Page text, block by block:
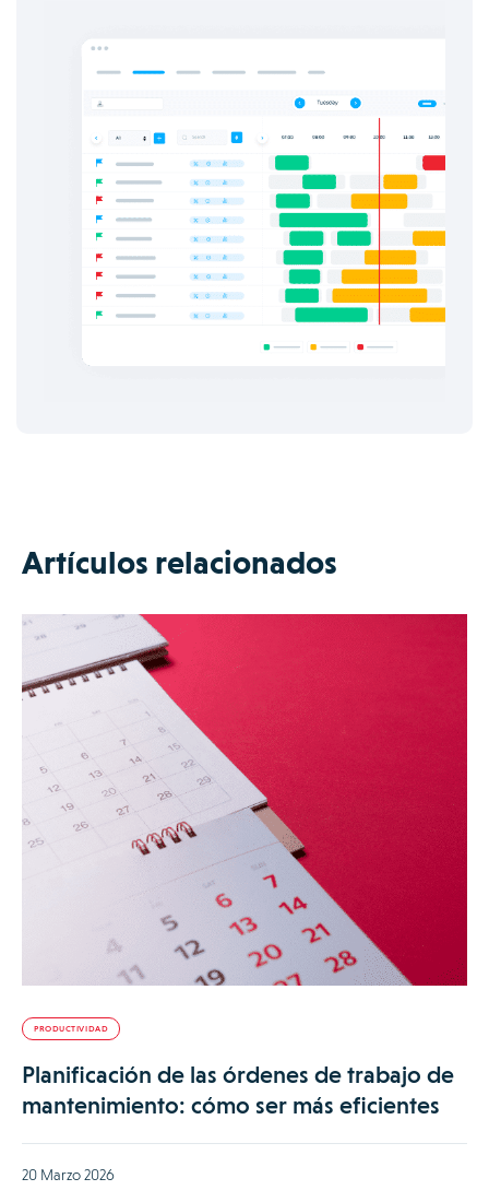
Artículos relacionados
PRODUCTIVIDAD
Planificación de las órdenes de trabajo de
mantenimiento: cómo ser más eficientes
20 Marzo 2026